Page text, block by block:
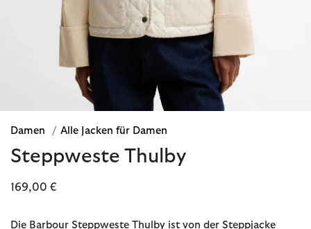
Damen / Alle Jacken für Damen
Steppweste Thulby
169,00 €
Die Barbour Steppweste Thulby ist von der Steppjacke